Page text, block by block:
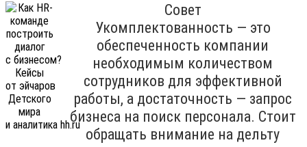
Совет
Укомплектованность — это
обеспеченность компании
необходимым количеством
сотрудников для эффективной
работы, а достаточность — запрос
бизнеса на поиск персонала. Стоит
обращать внимание на дельту